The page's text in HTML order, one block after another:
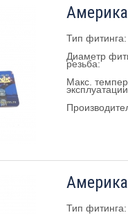
Тип фитинга:
Диаметр
резьба:
Макс.
Тип фитинга: